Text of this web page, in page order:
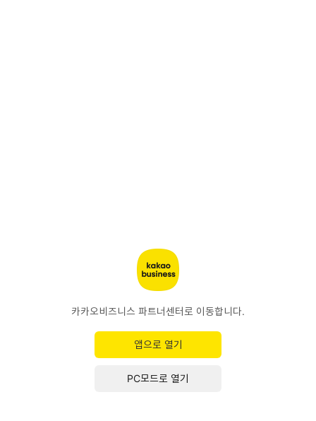
카카오비즈니스 파트너센터로 이동합니다.
앱으로 열기
PC모드로 열기